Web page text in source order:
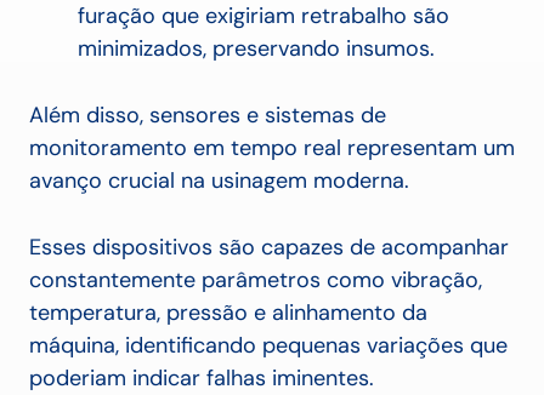
furação que exigiriam retrabalho são
minimizados, preservando insumos.
Além disso, sensores e sistemas de
monitoramento em tempo real representam um
avanço crucial na usinagem moderna.
Esses dispositivos são capazes de acompanhar
constantemente parâmetros como vibração,
temperatura, pressão e alinhamento da
máquina, identificando pequenas variações que
poderiam indicar falhas iminentes.